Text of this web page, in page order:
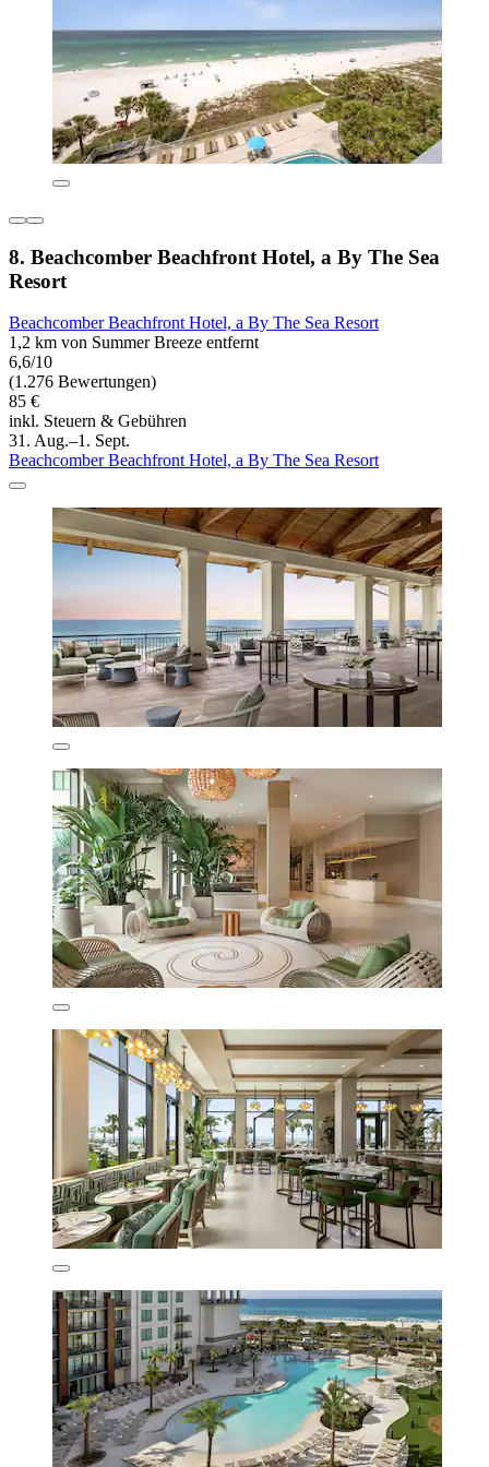
8. Beachcomber Beachfront Hotel, a By The Sea
Resort
Beachcomber Beachfront Hotel, a By The Sea Resort
1,2 km von Summer Breeze entfernt
6,6/10
(1.276 Bewertungen)
85 €
inkl. Steuern & Gebühren
31. Aug.–1. Sept.
Beachcomber Beachfront Hotel, a By The Sea Resort